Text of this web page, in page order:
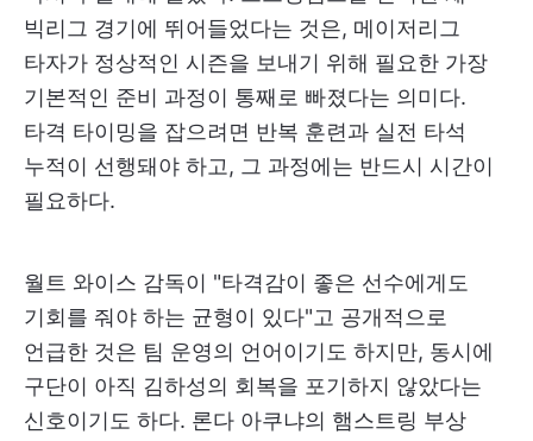
빅리그 경기에 뛰어들었다는 것은, 메이저리그
타자가 정상적인 시즌을 보내기 위해 필요한 가장
기본적인 준비 과정이 통째로 빠졌다는 의미다.
타격 타이밍을 잡으려면 반복 훈련과 실전 타석
누적이 선행돼야 하고, 그 과정에는 반드시 시간이
필요하다.
월트 와이스 감독이 "타격감이 좋은 선수에게도
기회를 줘야 하는 균형이 있다"고 공개적으로
언급한 것은 팀 운영의 언어이기도 하지만, 동시에
구단이 아직 김하성의 회복을 포기하지 않았다는
신호이기도 하다. 론다 아쿠냐의 햄스트링 부상